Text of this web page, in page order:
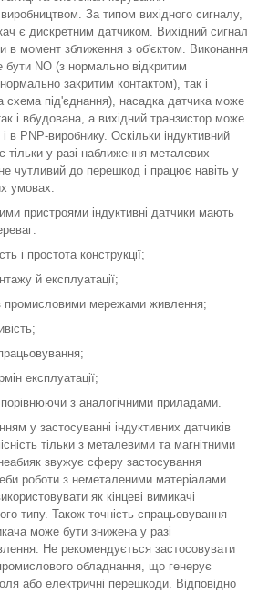
За типом вихідного сигналу,
є дискретним датчиком. Вихідний сигнал
в момент зближення з об'єктом. Виконання
бути NO (з нормально відкритим
закритим контактом), так і
схема під'єднання), насадка датчика може
і вбудована, а вихідний транзистор може
в PNP-виробнику. Оскільки індуктивний
тільки у разі наближення металевих
чутливий до перешкод і працює навіть у
умовах.
пристроями індуктивні датчики мають
і простота конструкції;
й експлуатації;
промисловими мережами живлення;
експлуатації;
порівнюючи з аналогічними приладами.
у застосуванні індуктивних датчиків
тільки з металевими та магнітними
звужує сферу застосування
роботи з неметаленими матеріалами
як кінцеві вимикачі
типу. Також точність спрацьовування
може бути знижена у разі
Не рекомендується застосовувати
обладнання, що генерує
або електричні перешкоди. Відповідно